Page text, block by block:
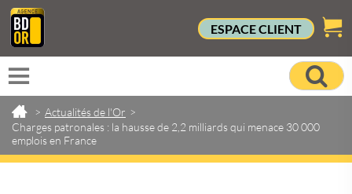
ESPACE CLIENT
> Actualités de l'Or >
Charges patronales : la hausse de 2,2 milliards qui menace 30 000
emplois en France